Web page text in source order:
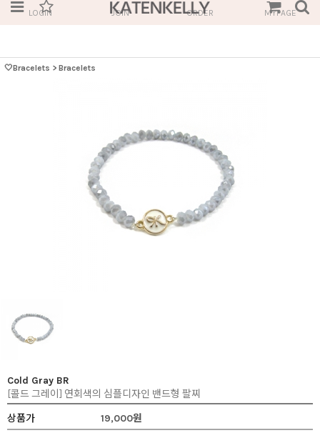
LOGIN JOIN ORDER MYPAGE
🤍Bracelets > Bracelets
Cold Gray BR
[콜드 그레이] 연회색의 심플디자인 밴드형 팔찌
상품가
19,000원